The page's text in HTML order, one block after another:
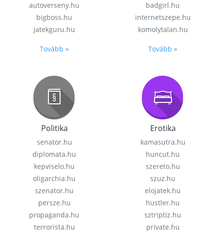
autoverseny.hu
bigboss.hu
jatekguru.hu
Tovább »
badgirl.hu
internetszepe.hu
komolytalan.hu
Tovább »
Politika
senator.hu
diplomata.hu
kepviselo.hu
oligarchia.hu
szenator.hu
persze.hu
propaganda.hu
terrorista.hu
Erotika
kamasutra.hu
huncut.hu
szereto.hu
szuz.hu
elojatek.hu
hustler.hu
sztriptiz.hu
private.hu